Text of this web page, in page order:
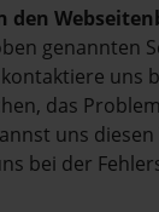
den
genannten
uns
das
uns diesen
bei der